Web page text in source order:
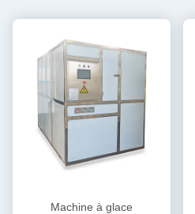
Machine à glace